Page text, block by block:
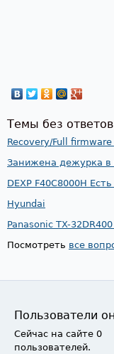
Темы без
Recovery/Full firmware
Занижена дежурка в
DEXP F40C8000H
Hyundai
Panasonic TX-
Посмотреть все
Пользователи
Сейчас на сайте 0
пользователей.